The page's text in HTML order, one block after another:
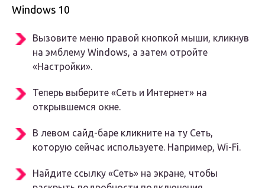
Windows 10
Вызовите меню правой кнопкой мыши, кликнув
на эмблему Windows, а затем отройте
«Настройки».
Теперь выберите «Сеть и Интернет» на
открывшемся окне.
В левом сайд-баре кликните на ту Сеть,
которую сейчас используете. Например, Wi-Fi.
Найдите ссылку «Сеть» на экране, чтобы